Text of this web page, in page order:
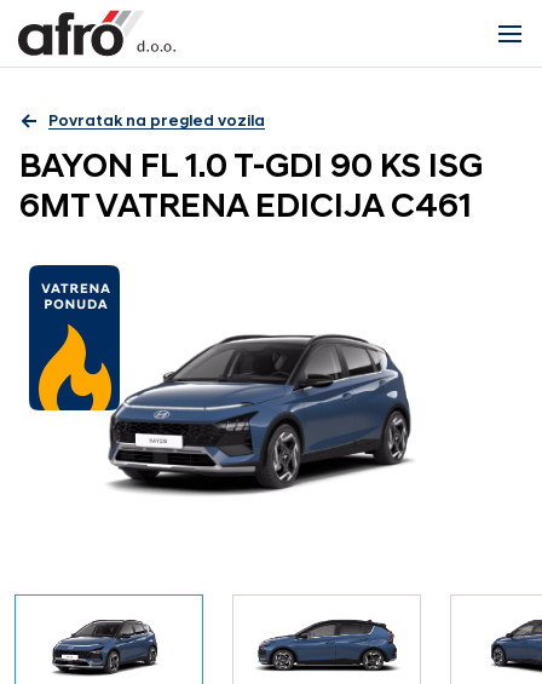
Povratak na pregled vozila
BAYON FL 1.0 T-GDI 90 KS ISG
6MT VATRENA EDICIJA C461